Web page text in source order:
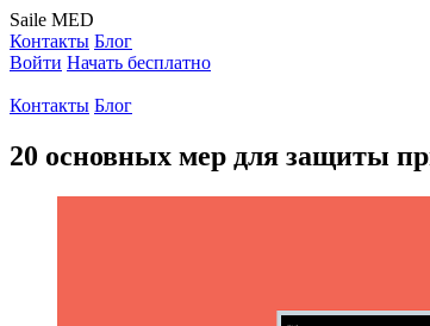
Saile MED
Контакты Блог
Войти Начать бесплатно
Контакты Блог
20 основных мер для защиты